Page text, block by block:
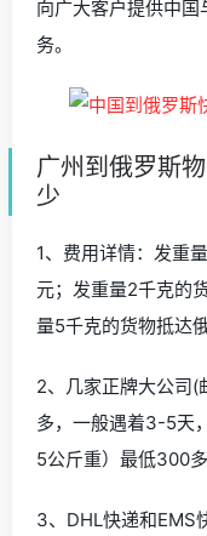
向广大客户提供中
务。
广州到俄罗斯
少
1、费用详情：发重
元；发重量2千克的
量5千克的货物抵达
2、几家正牌大公司(
多，一般遇着3-5天
5公斤重）最低300多
3、DHL快递和EMS